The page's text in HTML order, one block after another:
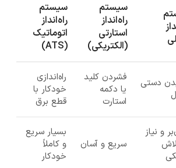
سیستم
راه‌انداز
استارتی
(الکتریکی)
سیستم
راه‌انداز
اتوماتیک
(
ATS)
دستی
فشردن کلید
یا دکمه
استارت
راه‌اندازی
خودکار با
قطع برق
و نیاز
سریع و آسان
بسیار سریع
و کاملاً
خودکار